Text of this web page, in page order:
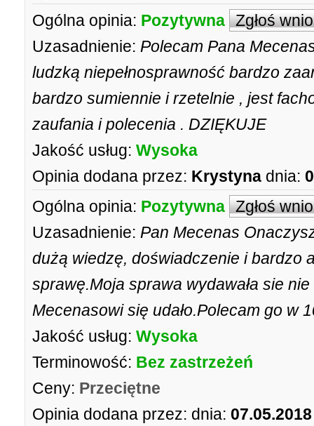
Ogólna opinia: Pozytywna Zgłoś
Uzasadnienie: Polecam Pana
ludzką niepełnosprawność bardzo
bardzo sumiennie i rzetelnie , jest
zaufania i polecenia . DZIĘKUJE
Jakość usług: Wysoka
Opinia dodana przez: Krystyna dnia:
Ogólna opinia: Pozytywna Zgłoś
Uzasadnienie: Pan Mecenas
dużą wiedzę, doświadczenie i bardzo
sprawę.Moja sprawa wydawała sie
Mecenasowi się udało.Polecam go w
Jakość usług: Wysoka
Terminowość: Bez zastrzeżeń
Ceny: Przeciętne
Opinia dodana przez: dnia: